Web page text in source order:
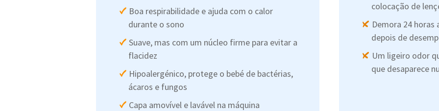
Boa respirabilidade e ajuda com o calor
durante o sono
Suave, mas com um núcleo firme para evitar a
flacidez
Hipoalergénico, protege o bebé de bactérias,
ácaros e fungos
Capa amovível e lavável na máquina
colocação de
Demora 24 horas
depois de
Um ligeiro odor
que desaparece